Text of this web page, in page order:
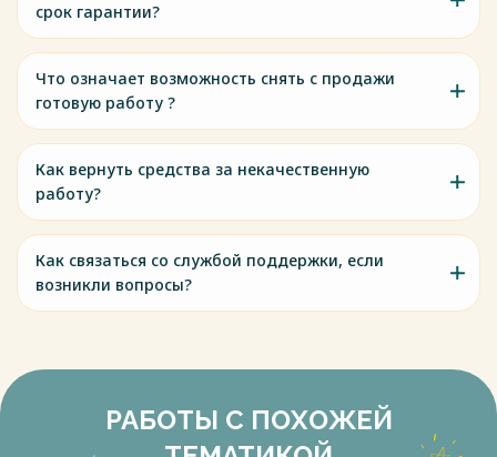
срок гарантии?
Что означает возможность снять с продажи
готовую работу ?
Как вернуть средства за некачественную
работу?
Как связаться со службой поддержки, если
возникли вопросы?
РАБОТЫ С ПОХОЖЕЙ